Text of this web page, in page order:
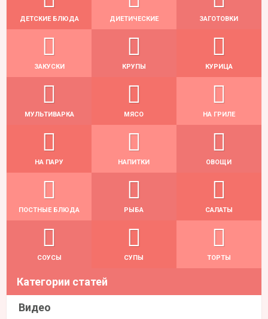
ДЕТСКИЕ БЛЮДА ДИЕТИЧЕСКИЕ ЗАГОТОВКИ
ЗАКУСКИ КРУПЫ КУРИЦА
МУЛЬТИВАРКА МЯСО НА ГРИЛЕ
НА ПАРУ НАПИТКИ ОВОЩИ
ПОСТНЫЕ БЛЮДА РЫБА САЛАТЫ
СОУСЫ СУПЫ ТОРТЫ
Категории статей
Видео